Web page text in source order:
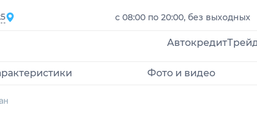
с 08:00 по 20:00, без выходных
Автокредит
Фото и видео